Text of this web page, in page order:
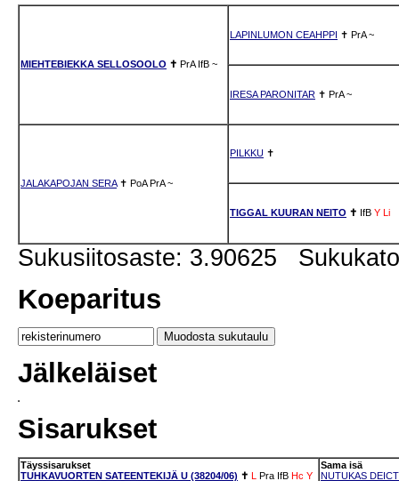
MIEHTEBIEKKA SELLOSOOLO ✝ PrA IfB ~
LAPINLUMON CEAHPPI ✝ PrA ~
IRESA PARONITAR ✝ PrA ~
JALAKAPOJAN SERA✝ PoA PrA ~
PILKKU ✝
TIGGAL KUURAN NEITO ✝ IfB Y Li
Sukusiitosaste: 3.90625
Koeparitus
Jälkeläiset
Sisarukset
Täyssisarukset
TUHKAVUORTEN SATEENTEKIJÄ U (38204/06) ✝ L Pra IfB Hc Y
Sama isä
NUTUKAS